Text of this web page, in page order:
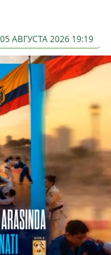
05 АВГУСТА 2026 19:19